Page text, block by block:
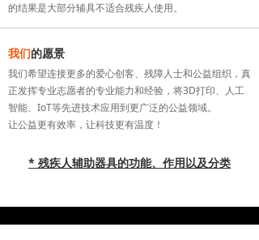
的结果是大部分辅具不适合残疾人使用。
我们的愿景
我们希望连接更多的爱心创客、残障人士和公益组织，真
正发挥专业志愿者的专业能力和经验，将3D打印、人工
智能、IoT等先进技术应用到更广泛的公益领域。
让公益更有效率，让科技更有温度！
* 残疾人辅助器具的功能、作用以及分类